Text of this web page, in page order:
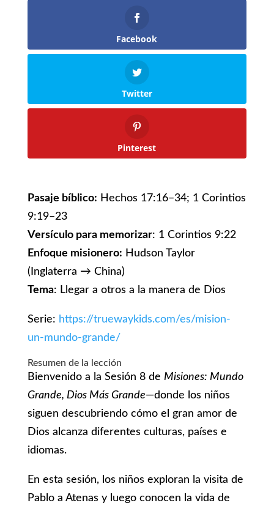
Facebook
Twitter
Pinterest
Pasaje bíblico: Hechos 17:16–34; 1 Corintios
9:19–23
Versículo para memorizar: 1 Corintios 9:22
Enfoque misionero: Hudson Taylor
(Inglaterra → China)
Tema: Llegar a otros a la manera de Dios
Serie: https://truewaykids.com/es/mision-
un-mundo-grande/
Resumen de la lección
Bienvenido a la Sesión 8 de Misiones: Mundo
Grande, Dios Más Grande—donde los niños
siguen descubriendo cómo el gran amor de
Dios alcanza diferentes culturas, países e
idiomas.
En esta sesión, los niños exploran la visita de
Pablo a Atenas y luego conocen la vida de